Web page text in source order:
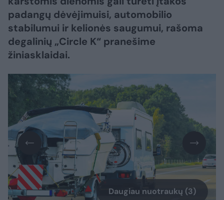
padangų dėvėjimuisi, automobilio
stabilumui ir kelionės saugumui, rašoma
degalinių „Circle K“ pranešime
žiniasklaidai.
Daugiau nuotraukų (3)